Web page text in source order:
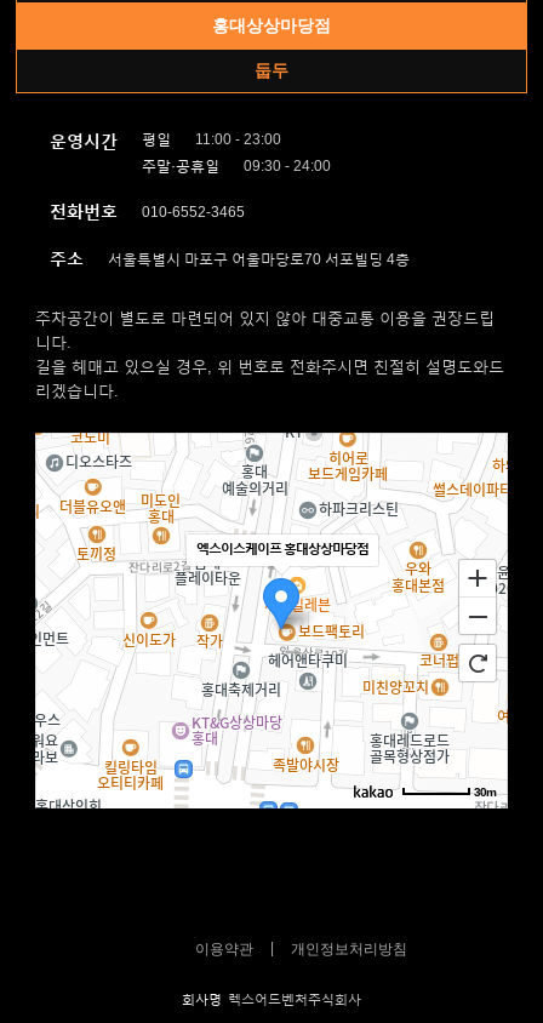
홍대상상마당점
둡두
운영시간 평일
11:00 - 23:00
주말·공휴일
09:30 - 24:00
전화번호 010-6552-3465
주소 서울특별시 마포구 어울마당로70 서포빌딩 4층
주차공간이 별도로 마련되어 있지 않아 대중교통 이용을 권장드립
니다.
길을 헤매고 있으실 경우, 위 번호로 전화주시면 친절히 설명도와드
리겠습니다.
엑스이스케이프 홍대상상마당점
30m
이용약관 개인정보처리방침
회사명 렉스어드벤처주식회사